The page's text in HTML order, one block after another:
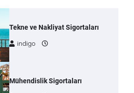
Tekne ve Nakliyat Sigortaları
indigo
Mühendislik Sigortaları